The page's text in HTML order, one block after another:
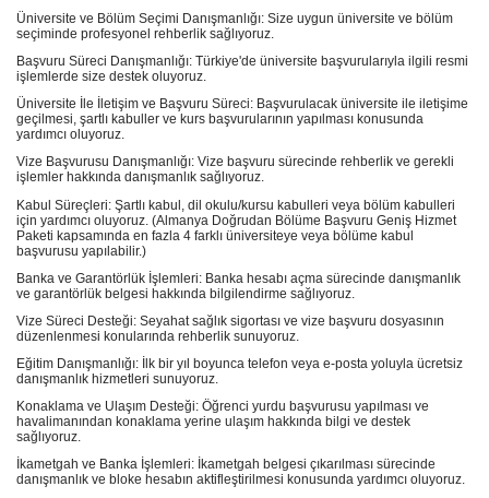
Üniversite ve Bölüm Seçimi Danışmanlığı: Size uygun üniversite ve bölüm
seçiminde profesyonel rehberlik sağlıyoruz.
Başvuru Süreci Danışmanlığı: Türkiye'de üniversite başvurularıyla ilgili resmi
işlemlerde size destek oluyoruz.
Üniversite İle İletişim ve Başvuru Süreci: Başvurulacak üniversite ile iletişime
geçilmesi, şartlı kabuller ve kurs başvurularının yapılması konusunda
yardımcı oluyoruz.
Vize Başvurusu Danışmanlığı: Vize başvuru sürecinde rehberlik ve gerekli
işlemler hakkında danışmanlık sağlıyoruz.
Kabul Süreçleri: Şartlı kabul, dil okulu/kursu kabulleri veya bölüm kabulleri
için yardımcı oluyoruz. (Almanya Doğrudan Bölüme Başvuru Geniş Hizmet
Paketi kapsamında en fazla 4 farklı üniversiteye veya bölüme kabul
başvurusu yapılabilir.)
Banka ve Garantörlük İşlemleri: Banka hesabı açma sürecinde danışmanlık
ve garantörlük belgesi hakkında bilgilendirme sağlıyoruz.
Vize Süreci Desteği: Seyahat sağlık sigortası ve vize başvuru dosyasının
düzenlenmesi konularında rehberlik sunuyoruz.
Eğitim Danışmanlığı: İlk bir yıl boyunca telefon veya e-posta yoluyla ücretsiz
danışmanlık hizmetleri sunuyoruz.
Konaklama ve Ulaşım Desteği: Öğrenci yurdu başvurusu yapılması ve
havalimanından konaklama yerine ulaşım hakkında bilgi ve destek
sağlıyoruz.
İkametgah ve Banka İşlemleri: İkametgah belgesi çıkarılması sürecinde
danışmanlık ve bloke hesabın aktifleştirilmesi konusunda yardımcı oluyoruz.